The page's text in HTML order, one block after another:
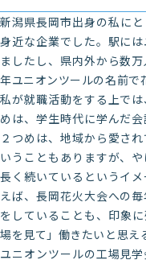
新潟県長岡市出身の私に
身近な企業でした。駅に
ましたし、県内外から数
年ユニオンツールの名前で
私が就職活動をする上で
めは、学生時代に学んだ
２つめは、地域から愛さ
いうこともありますが、
長く続いているというイ
えば、長岡花火大会への
をしていることも、印象
場を見て」働きたいと思え
ユニオンツールの工場見